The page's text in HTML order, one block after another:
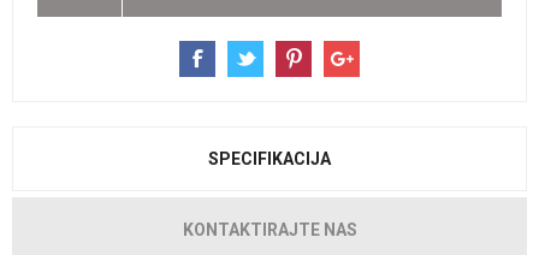
SPECIFIKACIJA
KONTAKTIRAJTE NAS